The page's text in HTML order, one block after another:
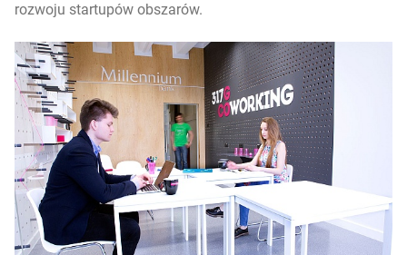
rozwoju startupów obszarów.